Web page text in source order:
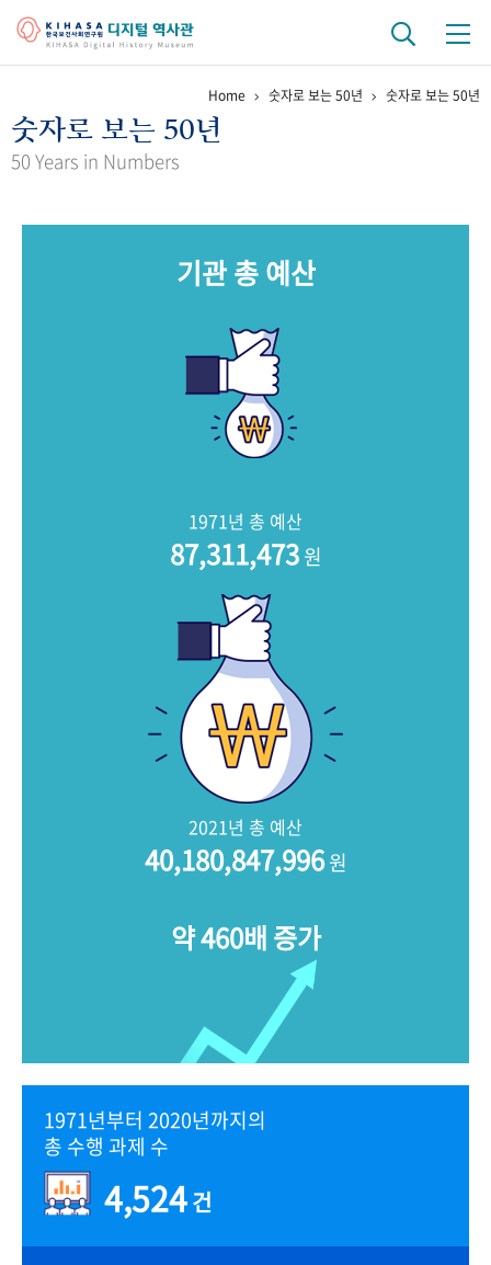
걸어온 길 기관 변천사 역대 기관장
키워드로 보는 연구 역사
문서 기록물 행정박물
Home 숫자로 보는 50년 숫자로 보는 50년
숫자로 보는 50년
50 Years in Numbers
기관 총 예산
1971년 총 예산
87,311,473원
2021년 총 예산
40,180,847,996원
약 460배 증가
1971년부터 2020년까지의
총 수행 과제 수
4,524건